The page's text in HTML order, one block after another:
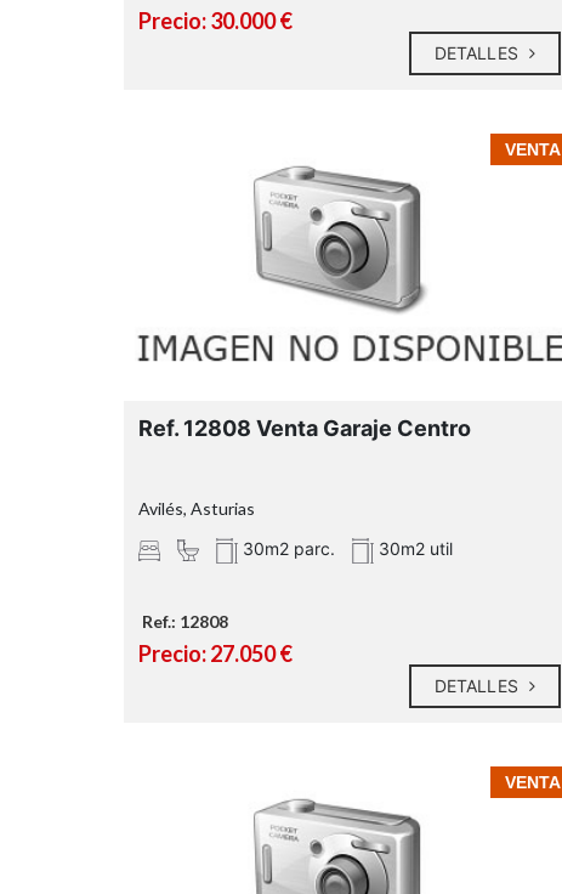
Precio: 30.000 €
DETALLES
VENTA
Zona industrial:
Zona comercial:
Ref. 12808 Venta Garaje Centro
Avilés, Asturias
30m2 parc.
30m2 util
Ref.: 12808
Precio: 27.050 €
DETALLES
VENTA